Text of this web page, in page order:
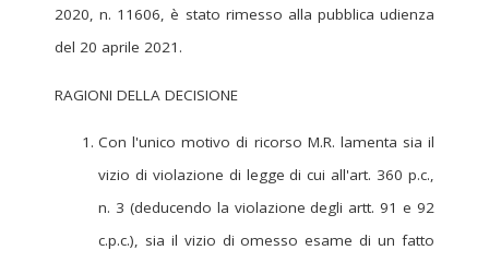
2020, n. 11606, è stato rimesso alla pubblica udienza
del 20 aprile 2021.
RAGIONI DELLA DECISIONE
Con l'unico motivo di ricorso M.R. lamenta sia il
vizio di violazione di legge di cui all'art. 360 p.c.,
n. 3 (deducendo la violazione degli artt. 91 e 92
c.p.c.), sia il vizio di omesso esame di un fatto